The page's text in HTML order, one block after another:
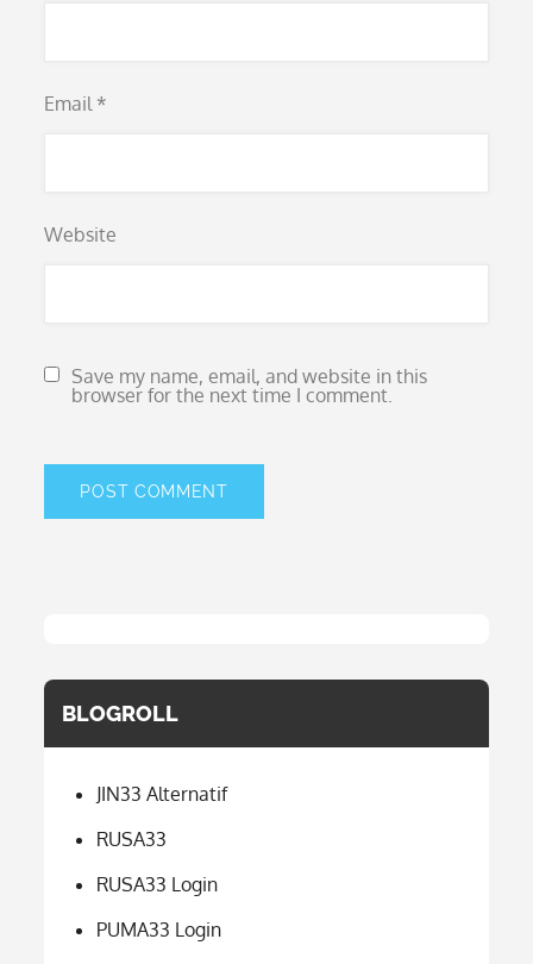
Email *
Website
Save my name, email, and website in this
browser for the next time I comment.
BLOGROLL
JIN33 Alternatif
RUSA33
RUSA33 Login
PUMA33 Login